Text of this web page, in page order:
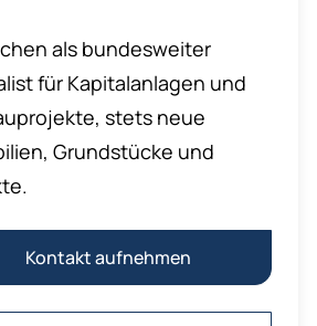
als bundesweiter
für Kapitalanlagen und
stets neue
Grundstücke und
Kontakt aufnehmen